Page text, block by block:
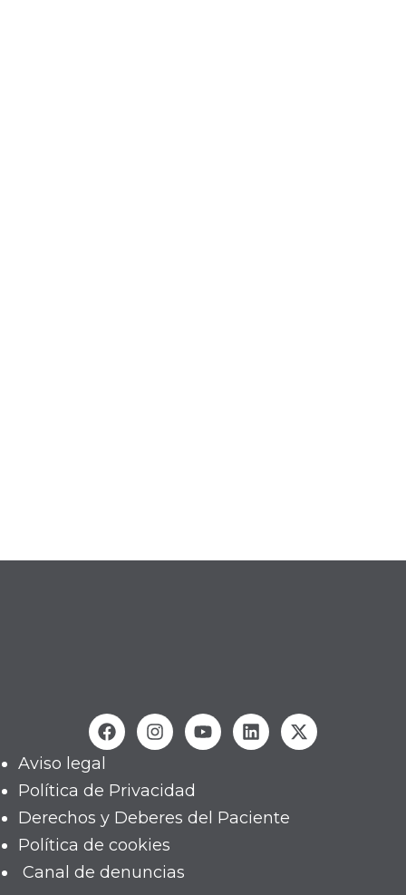
Aviso legal
Política de Privacidad
Derechos y Deberes del Paciente
Política de cookies
Canal de denuncias